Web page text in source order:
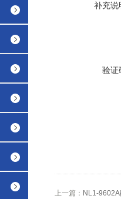
补充说
验证
上一篇： NL1-